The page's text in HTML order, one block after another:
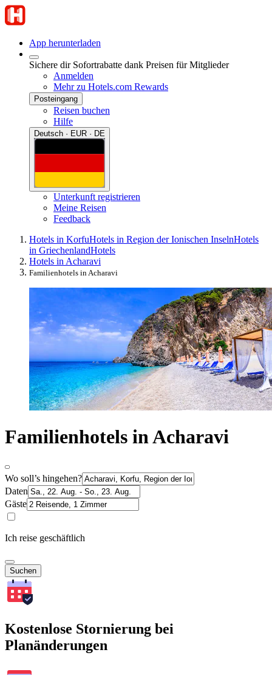
App herunterladen
Sichere dir Sofortrabatte dank Preisen für Mitglieder
Anmelden
Mehr zu Hotels.com Rewards
Posteingang
Reisen buchen
Hilfe
Deutsch · EUR · DE
Unterkunft registrieren
Meine Reisen
Feedback
Hotels in KorfuHotels in Region der Ionischen InselnHotels
in GriechenlandHotels
Hotels in Acharavi
Familienhotels in Acharavi
Familienhotels in Acharavi
Wo soll’s hingehen?
Daten
Gäste
Ich reise geschäftlich
Suchen
Kostenlose Stornierung bei
Planänderungen